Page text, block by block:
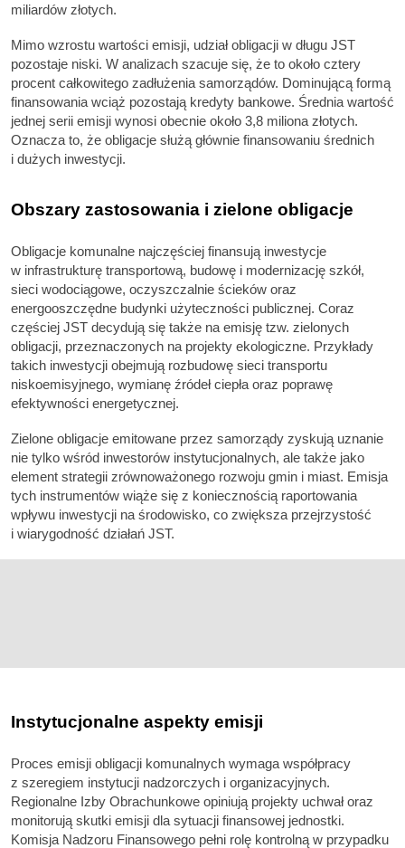
miliardów złotych.
Mimo wzrostu wartości emisji, udział obligacji w długu JST
pozostaje niski. W analizach szacuje się, że to około cztery
procent całkowitego zadłużenia samorządów. Dominującą formą
finansowania wciąż pozostają kredyty bankowe. Średnia wartość
jednej serii emisji wynosi obecnie około 3,8 miliona złotych.
Oznacza to, że obligacje służą głównie finansowaniu średnich
i dużych inwestycji.
Obszary zastosowania i zielone obligacje
Obligacje komunalne najczęściej finansują inwestycje
w infrastrukturę transportową, budowę i modernizację szkół,
sieci wodociągowe, oczyszczalnie ścieków oraz
energooszczędne budynki użyteczności publicznej. Coraz
częściej JST decydują się także na emisję tzw. zielonych
obligacji, przeznaczonych na projekty ekologiczne. Przykłady
takich inwestycji obejmują rozbudowę sieci transportu
niskoemisyjnego, wymianę źródeł ciepła oraz poprawę
efektywności energetycznej.
Zielone obligacje emitowane przez samorządy zyskują uznanie
nie tylko wśród inwestorów instytucjonalnych, ale także jako
element strategii zrównoważonego rozwoju gmin i miast. Emisja
tych instrumentów wiąże się z koniecznością raportowania
wpływu inwestycji na środowisko, co zwiększa przejrzystość
i wiarygodność działań JST.
Instytucjonalne aspekty emisji
Proces emisji obligacji komunalnych wymaga współpracy
z szeregiem instytucji nadzorczych i organizacyjnych.
Regionalne Izby Obrachunkowe opiniują projekty uchwał oraz
monitorują skutki emisji dla sytuacji finansowej jednostki.
Komisja Nadzoru Finansowego pełni rolę kontrolną w przypadku